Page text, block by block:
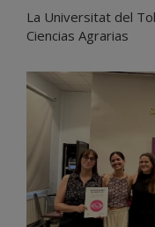
La Universitat del
Ciencias Agrarias